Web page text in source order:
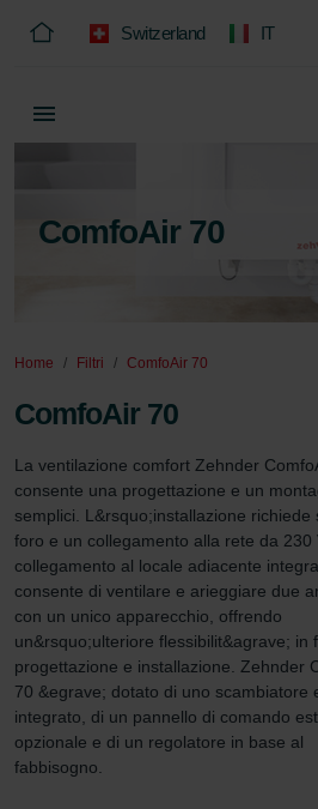
Switzerland IT
ComfoAir 70
Home Filtri ComfoAir 70
ComfoAir 70
La ventilazione comfort Zehnder
consente una progettazione e un
semplici. L&rsquo;installazione richiede
foro e un collegamento alla rete da 230
collegamento al locale adiacente
consente di ventilare e arieggiare due
con un unico apparecchio, offrendo
un&rsquo;ulteriore flessibilit&agrave; in
progettazione e installazione. Zehnder
70 &egrave; dotato di uno scambiatore
integrato, di un pannello di comando
opzionale e di un regolatore in base al
fabbisogno.